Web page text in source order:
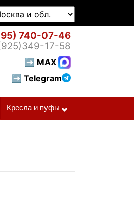
740-07-46
349-17-58
➡ MAX
➡ Telegram
Кресла и пуфы